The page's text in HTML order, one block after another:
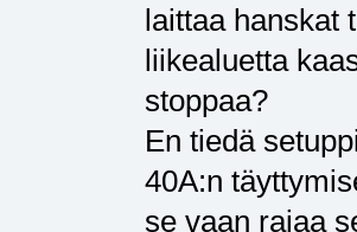
laittaa hanskat
liikealuetta
stoppaa?
En tiedä
40A:n
se vaan rajaa